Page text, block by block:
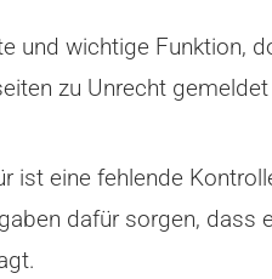
und wichtige Funktion,
zu Unrecht
ist eine fehlende
dafür sorgen, dass